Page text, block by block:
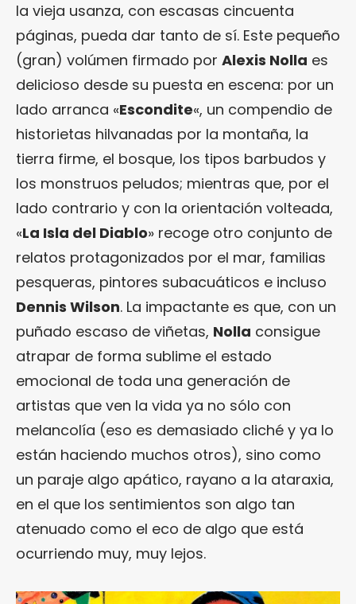
la vieja usanza, con escasas cincuenta
páginas, pueda dar tanto de sí. Este pequeño
(gran) volúmen firmado por Alexis Nolla es
delicioso desde su puesta en escena: por un
lado arranca «Escondite«, un compendio de
historietas hilvanadas por la montaña, la
tierra firme, el bosque, los tipos barbudos y
los monstruos peludos; mientras que, por el
lado contrario y con la orientación volteada,
«La Isla del Diablo» recoge otro conjunto de
relatos protagonizados por el mar, familias
pesqueras, pintores subacuáticos e incluso
Dennis Wilson. La impactante es que, con un
puñado escaso de viñetas, Nolla consigue
atrapar de forma sublime el estado
emocional de toda una generación de
artistas que ven la vida ya no sólo con
melancolía (eso es demasiado cliché y ya lo
están haciendo muchos otros), sino como
un paraje algo apático, rayano a la ataraxia,
en el que los sentimientos son algo tan
atenuado como el eco de algo que está
ocurriendo muy, muy lejos.